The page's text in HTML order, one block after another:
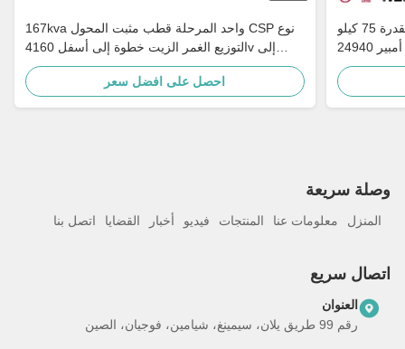
167kva واحد المرحلة قطب مثبت المحول CSP نوع
التوزيع الغمر الزيت خطوة إلى أسفل 4160v إلى
480v
احصل على افضل سعر
محول مثبت على عمود أحادي الطور بقدرة 75 كيلو
فولت أمبير 24940GrdY/14400V إلى 120/240V
الريفية
وصلة سريعة
المنزل معلومات عنا المنتجات فيديو أخبار القضايا اتصل بنا
اتصال سريع
العنوان
رقم 99 طريق يلان، سيمينغ، شيامين، فوجيان، الصين